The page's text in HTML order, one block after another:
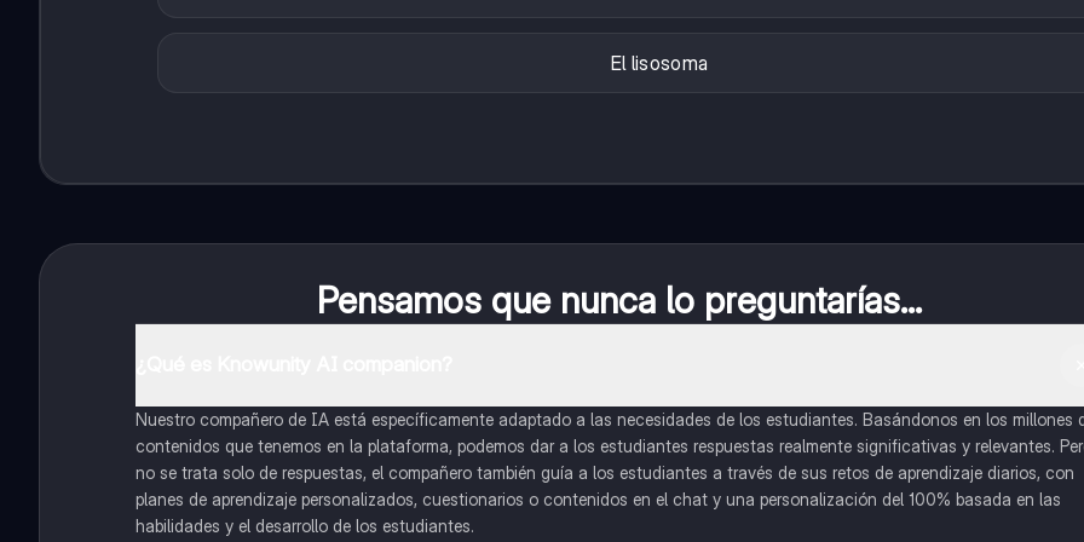
El lisosoma
Pensamos que nunca lo preguntarías...
Nuestro compañero de IA está específicamente adaptado a las necesidades de los estudiantes. Basándonos en los millones
contenidos que tenemos en la plataforma, podemos dar a los estudiantes respuestas realmente significativas y relevantes.
no se trata solo de respuestas, el compañero también guía a los estudiantes a través de sus retos de aprendizaje diarios, con
planes de aprendizaje personalizados, cuestionarios o contenidos en el chat y una personalización del 100% basada en las
habilidades y el desarrollo de los estudiantes.